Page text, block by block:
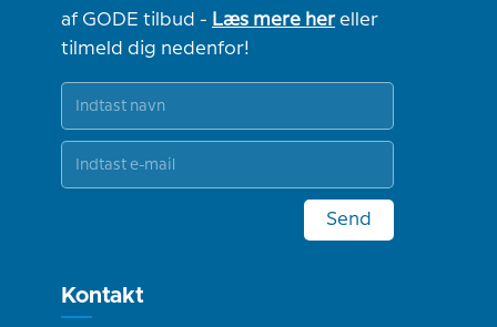
af GODE tilbud - Læs mere hereller
tilmeld dig nedenfor!
Send
Kontakt